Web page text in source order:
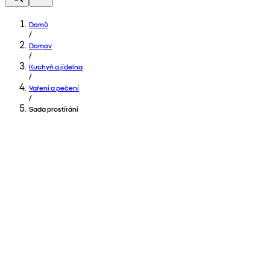
Domů
/
Domov
/
Kuchyň a jídelna
/
Vaření a pečení
/
Sada prostírání